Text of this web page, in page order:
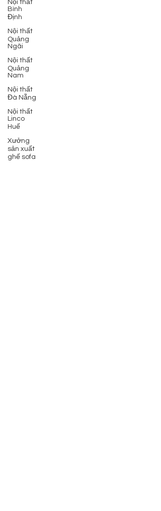
Nội thất
Bình
Định
Nội thất
Quảng
Ngãi
Nội thất
Quảng
Nam
Nội thất
Đà Nẵng
Nội thất
Linco
Huế
Xưởng
sản xuất
ghế sofa